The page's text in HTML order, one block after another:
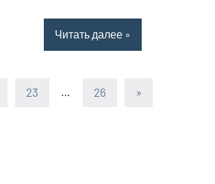
Читать далее
23 … 26
Следующие
»